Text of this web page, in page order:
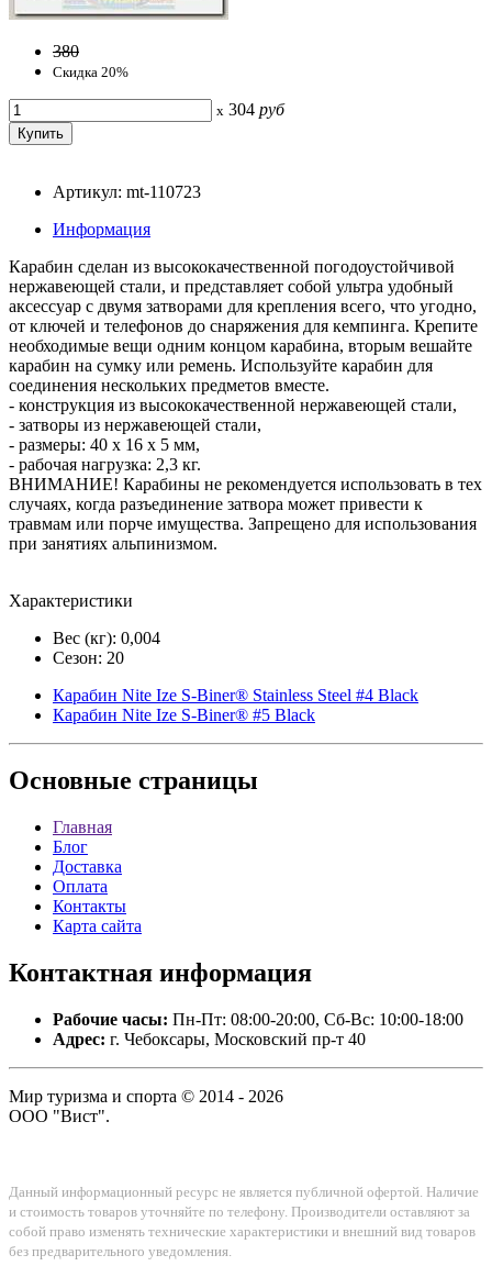
380
Скидка 20%
x 304 руб
Артикул: mt-110723
Информация
Карабин сделан из высококачественной погодоустойчивой
нержавеющей стали, и представляет собой ультра удобный
аксессуар с двумя затворами для крепления всего, что угодно,
от ключей и телефонов до снаряжения для кемпинга. Крепите
необходимые вещи одним концом карабина, вторым вешайте
карабин на сумку или ремень. Используйте карабин для
соединения нескольких предметов вместе.
- конструкция из высококачественной нержавеющей стали,
- затворы из нержавеющей стали,
- размеры: 40 x 16 x 5 мм,
- рабочая нагрузка: 2,3 кг.
ВНИМАНИЕ! Карабины не рекомендуется использовать в тех
случаях, когда разъединение затвора может привести к
травмам или порче имущества. Запрещено для использования
при занятиях альпинизмом.
Характеристики
Вес (кг): 0,004
Сезон: 20
Карабин Nite Ize S-Biner® Stainless Steel #4 Black
Карабин Nite Ize S-Biner® #5 Black
Основные страницы
Главная
Блог
Доставка
Оплата
Контакты
Карта сайта
Контактная информация
Рабочие часы: Пн-Пт: 08:00-20:00, Сб-Вс: 10:00-18:00
Адрес: г. Чебоксары, Московский пр-т 40
Мир туризма и спорта © 2014 - 2026
ООО "Вист".
Данный информационный ресурс не является публичной офертой. Наличие
и стоимость товаров уточняйте по телефону. Производители оставляют за
собой право изменять технические характеристики и внешний вид товаров
без предварительного уведомления.